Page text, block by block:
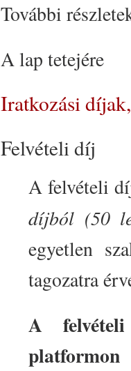
További
A lap tetejére
Iratkozási
Felvételi díj
A felvételi
díjból (50
egyetlen
tagozatra
A